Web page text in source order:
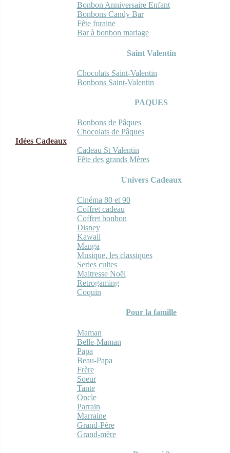
Bonbon Anniversaire Enfant
Bonbons Candy Bar
Fête foraine
Bar à bonbon mariage
Saint Valentin
Chocolats Saint-Valentin
Bonbons Saint-Valentin
PAQUES
Bonbons de Pâques
Chocolats de Pâques
Idées Cadeaux
Cadeau St Valentin
Fête des grands Mères
Univers Cadeaux
Cinéma 80 et 90
Coffret cadeau
Coffret bonbon
Disney
Kawaii
Manga
Musique, les classiques
Series cultes
Maitresse Noël
Retrogaming
Coquin
Pour la famille
Maman
Belle-Maman
Papa
Beau-Papa
Frère
Soeur
Tante
Oncle
Parrain
Marraine
Grand-Père
Grand-mère